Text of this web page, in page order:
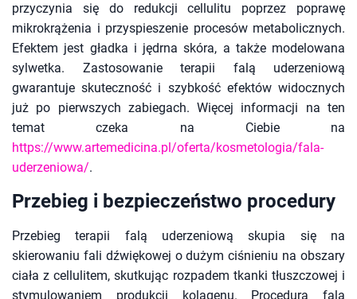
przyczynia się do redukcji cellulitu poprzez poprawę
mikrokrążenia i przyspieszenie procesów metabolicznych.
Efektem jest gładka i jędrna skóra, a także modelowana
sylwetka. Zastosowanie terapii falą uderzeniową
gwarantuje skuteczność i szybkość efektów widocznych
już po pierwszych zabiegach. Więcej informacji na ten
temat czeka na Ciebie na
https://www.artemedicina.pl/oferta/kosmetologia/fala-
uderzeniowa/.
Przebieg i bezpieczeństwo procedury
Przebieg terapii falą uderzeniową skupia się na
skierowaniu fali dźwiękowej o dużym ciśnieniu na obszary
ciała z cellulitem, skutkując rozpadem tkanki tłuszczowej i
stymulowaniem produkcji kolagenu. Procedura falą